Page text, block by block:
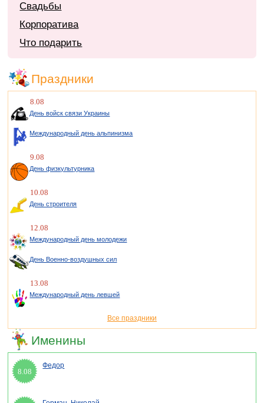
Свадьбы
Корпоратива
Что подарить
Праздники
8.08
День войск связи Украины
Международный день альпинизма
9.08
День физкультурника
10.08
День строителя
12.08
Международный день молодежи
День Военно-воздушных сил
13.08
Международный день левшей
Все праздники
Именины
8.08
Федор